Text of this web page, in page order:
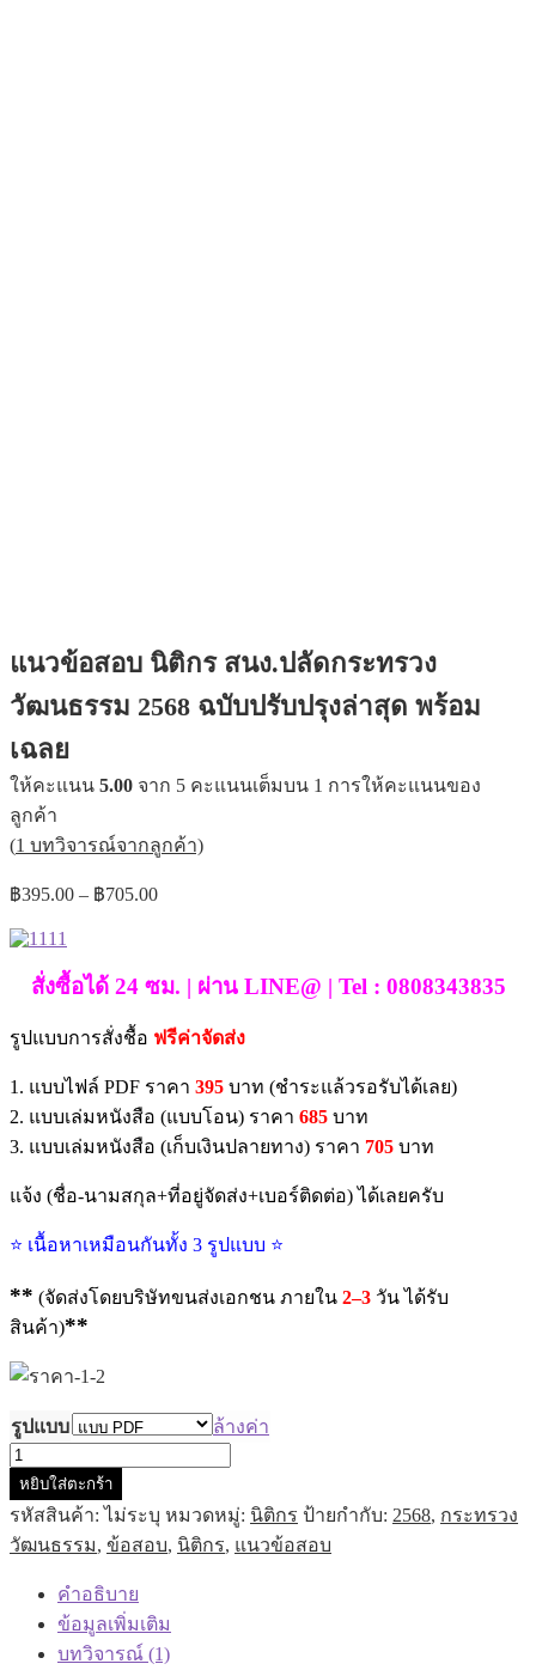
แนวข้อสอบ นิติกร สนง.ปลัดกระทรวง
วัฒนธรรม 2568 ฉบับปรับปรุงล่าสุด พร้อม
เฉลย
ให้คะแนน 5.00 จาก 5 คะแนนเต็มบน 1 การให้คะแนนของ
ลูกค้า
(1 บทวิจารณ์จากลูกค้า)
฿395.00 – ฿705.00Price
฿705.00
สั่งซื้อได้ 24 ซม. | ผ่าน LINE@ | Tel : 0808343835
รูปแบบการสั่งชื้อ ฟรีค่าจัดส่ง
1. แบบไฟล์ PDF ราคา 395 บาท (ชำระแล้วรอรับได้เลย)
2. แบบเล่มหนังสือ (แบบโอน) ราคา 685 บาท
3. แบบเล่มหนังสือ (เก็บเงินปลายทาง) ราคา 705 บาท
แจ้ง (ชื่อ-นามสกุล+ที่อยู่จัดส่ง+เบอร์ติดต่อ) ได้เลยครับ
⭐ เนื้อหาเหมือนกันทั้ง 3 รูปแบบ ⭐
** (จัดส่งโดยบริษัทขนส่งเอกชน ภายใน 2–3 วัน ได้รับ
สินค้า)**
รูปแบบ
ล้างค่า
จำนวน
แนว
ข้อสอบ
นิติกร
กระทรวง
วัฒนธรรม
2568
หยิบใส่ตะกร้า
รหัสสินค้า:ไม่ระบุ หมวดหมู่: นิติกร ป้ายกำกับ: 2568, กระทรวง
วัฒนธรรม, ข้อสอบ, นิติกร, แนวข้อสอบ
คำอธิบาย
ข้อมูลเพิ่มเติม
บทวิจารณ์ (1)